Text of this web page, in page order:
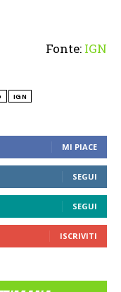
MI PIACE
SEGUI
SEGUI
ISCRIVITI
Fonte: IGN
IGN